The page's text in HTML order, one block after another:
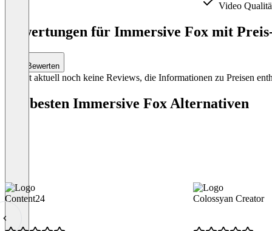
Video
Bewertungen für Immersive Fox mit
Bewerten
Es gibt aktuell noch keine Reviews, die Informationen zu Preisen
Die besten Immersive Fox Alternativen
Content24 Colossyan Creator